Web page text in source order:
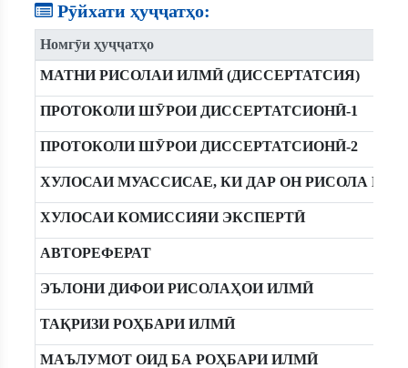
Рӯйхати ҳуҷҷатҳо:
Номгӯи ҳуҷҷатҳо
МАТНИ РИСОЛАИ ИЛМӢ (ДИССЕРТАТСИЯ)
ПРОТОКОЛИ ШӮРОИ ДИССЕРТАТСИОНӢ-1
ПРОТОКОЛИ ШӮРОИ ДИССЕРТАТСИОНӢ-2
ХУЛОСАИ МУАССИСАЕ, КИ ДАР ОН РИСОЛА
ХУЛОСАИ КОМИССИЯИ ЭКСПЕРТӢ
АВТОРЕФЕРАТ
ЭЪЛОНИ ДИФОИ РИСОЛАҲОИ ИЛМӢ
ТАҚРИЗИ РОҲБАРИ ИЛМӢ
МАЪЛУМОТ ОИД БА РОҲБАРИ ИЛМӢ